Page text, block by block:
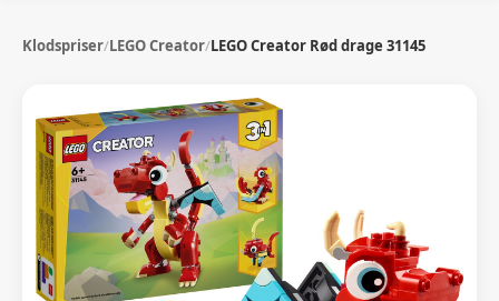
Klodspriser/LEGO Creator/LEGO Creator Rød drage 31145